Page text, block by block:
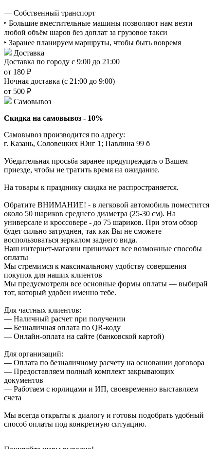
— Собственный транспорт
‣ Большие вместительные машины позволяют нам везти
любой объём шаров без доплат за грузовое такси
‣ Заранее планируем маршруты, чтобы быть вовремя
Доставка
Доставка по городу с 9:00 до 21:00
от 180 ₽
Ночная доставка (с 21:00 до 9:00)
от 500 ₽
Самовывоз
Скидка на самовывоз - 10%
Самовывоз производится по адресу:
г. Казань, Соловецких Юнг 1; Павлина 99 б
Убедительная просьба заранее предупреждать о Вашем
приезде, чтобы не тратить время на ожидание.
На товары к празднику скидка не распространяется.
Обратите ВНИМАНИЕ! - в легковой автомобиль поместится
около 50 шариков среднего диаметра (25-30 см). На
универсале и кроссовере - до 75 шариков. При этом обзор
будет сильно затруднен, так как Вы не сможете
воспользоваться зеркалом заднего вида.
Наш интернет-магазин принимает все возможные способы
оплаты
Мы стремимся к максимальному удобству совершения
покупок для наших клиентов
Мы предусмотрели все основные формы оплаты — выбирай
тот, который удобен именно тебе.
Для частных клиентов:
— Наличный расчет при получении
— Безналичная оплата по QR-коду
— Онлайн-оплата на сайте (банковской картой)
Для организаций:
— Оплата по безналичному расчету на основании договора
— Предоставляем полный комплект закрывающих
документов
— Работаем с юрлицами и ИП, своевременно выставляем
счета
Мы всегда открыты к диалогу и готовы подобрать удобный
способ оплаты под конкретную ситуацию.